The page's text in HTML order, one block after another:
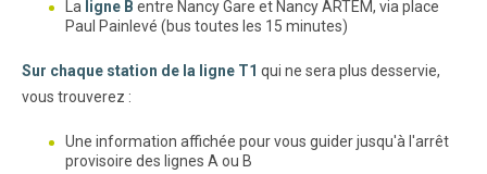
La ligne B entre Nancy Gare et Nancy ARTEM, via place
Paul Painlevé (bus toutes les 15 minutes)
Sur chaque station de la ligne T1 qui ne sera plus desservie,
vous trouverez :
Une information affichée pour vous guider jusqu'à l'arrêt
provisoire des lignes A ou B